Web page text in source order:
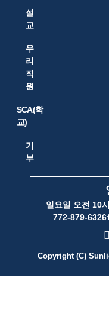
설
교
우
리
직
원
SCA(학
교)
기
부
일요일 오전 10
772-879-6326
Copyright (C)